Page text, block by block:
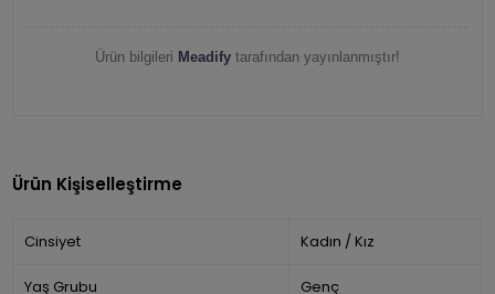
Ürün bilgileri Meadify tarafından yayınlanmıştır!
Ürün Kişiselleştirme
Cinsiyet Kadın / Kız
Yaş Grubu Genç